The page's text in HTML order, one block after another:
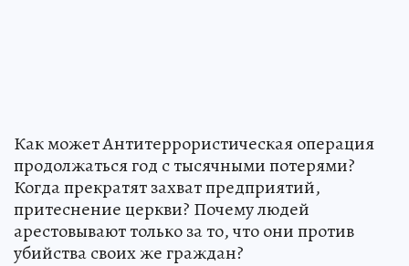
Как может Антитеррористическая операция
продолжаться год с тысячными потерями?
Когда прекратят захват предприятий,
притеснение церкви? Почему людей
арестовывают только за то, что они против
убийства своих же граждан?